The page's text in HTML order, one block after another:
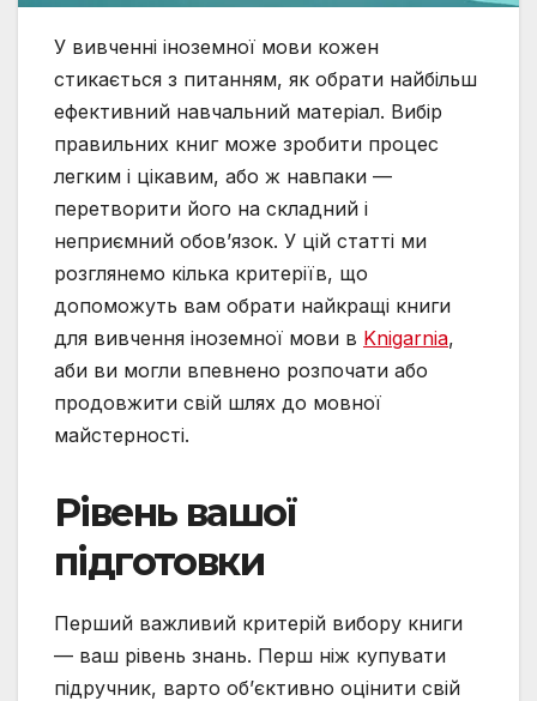
У вивченні іноземної мови кожен
стикається з питанням, як обрати найбільш
ефективний навчальний матеріал. Вибір
правильних книг може зробити процес
легким і цікавим, або ж навпаки —
перетворити його на складний і
неприємний обов’язок. У цій статті ми
розглянемо кілька критеріїв, що
допоможуть вам обрати найкращі книги
для вивчення іноземної мови в Knigarnia,
аби ви могли впевнено розпочати або
продовжити свій шлях до мовної
майстерності.
Рівень вашої
підготовки
Перший важливий критерій вибору книги
— ваш рівень знань. Перш ніж купувати
підручник, варто об’єктивно оцінити свій